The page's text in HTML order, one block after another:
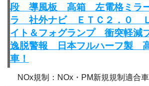
段 導風板 高箱 左電格ミラ
ラ 社外ナビ ＥＴＣ２．０ Ｌ
イト＆フォグランプ 衝突軽減
逸脱警報 日本フルハーフ製
車！
NOx規制：NOx・PM新規規制適合車